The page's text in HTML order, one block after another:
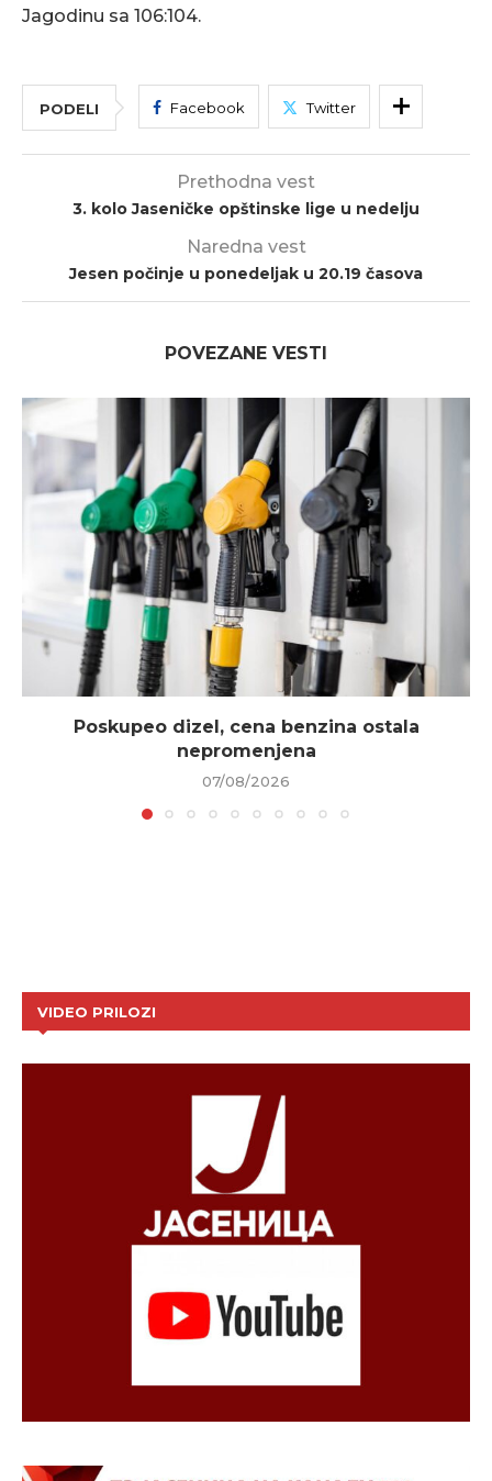
Jagodinu sa 106:104.
PODELI Facebook Twitter
Prethodna vest
3. kolo Jaseničke opštinske lige u nedelju
Naredna vest
Jesen počinje u ponedeljak u 20.19 časova
POVEZANE VESTI
Poskupeo dizel, cena benzina ostala
nepromenjena
07/08/2026
VIDEO PRILOZI